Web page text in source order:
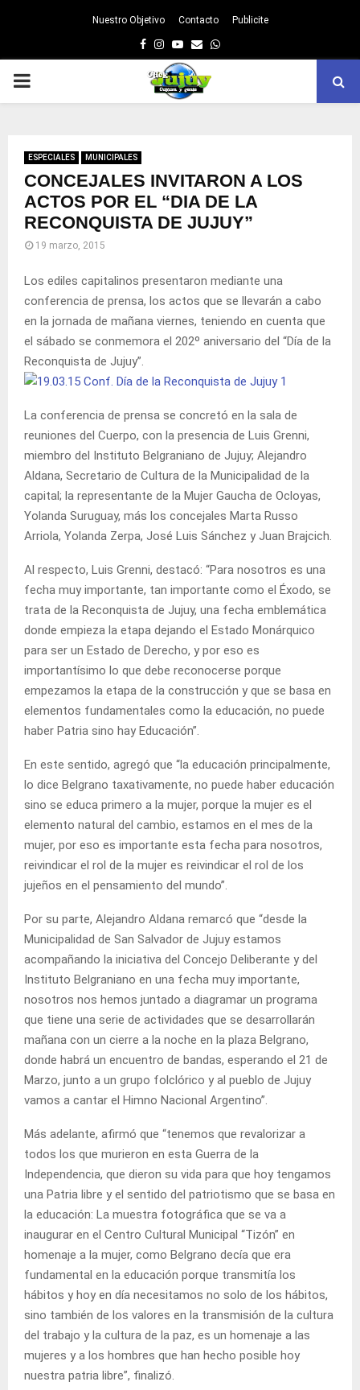
Nuestro Objetivo Contacto Publicite
Facebook
Instagram
Youtube
EmailWhatsapp
PRIMARY
ESPECIALES MUNICIPALES
CONCEJALES INVITARON A LOS
ACTOS POR EL “DIA DE LA
RECONQUISTA DE JUJUY”
19 marzo, 2015
Los ediles capitalinos presentaron mediante una
conferencia de prensa, los actos que se llevarán a cabo
en la jornada de mañana viernes, teniendo en cuenta que
el sábado se conmemora el 202º aniversario del “Día de la
Reconquista de Jujuy”.
La conferencia de prensa se concretó en la sala de
reuniones del Cuerpo, con la presencia de Luis Grenni,
miembro del Instituto Belgraniano de Jujuy; Alejandro
Aldana, Secretario de Cultura de la Municipalidad de la
capital; la representante de la Mujer Gaucha de Ocloyas,
Yolanda Suruguay, más los concejales Marta Russo
Arriola, Yolanda Zerpa, José Luis Sánchez y Juan Brajcich.
Al respecto, Luis Grenni, destacó: “Para nosotros es una
fecha muy importante, tan importante como el Éxodo, se
trata de la Reconquista de Jujuy, una fecha emblemática
donde empieza la etapa dejando el Estado Monárquico
para ser un Estado de Derecho, y por eso es
importantísimo lo que debe reconocerse porque
empezamos la etapa de la construcción y que se basa en
elementos fundamentales como la educación, no puede
haber Patria sino hay Educación”.
En este sentido, agregó que “la educación principalmente,
lo dice Belgrano taxativamente, no puede haber educación
sino se educa primero a la mujer, porque la mujer es el
elemento natural del cambio, estamos en el mes de la
mujer, por eso es importante esta fecha para nosotros,
reivindicar el rol de la mujer es reivindicar el rol de los
jujeños en el pensamiento del mundo”.
Por su parte, Alejandro Aldana remarcó que “desde la
Municipalidad de San Salvador de Jujuy estamos
acompañando la iniciativa del Concejo Deliberante y del
Instituto Belgraniano en una fecha muy importante,
nosotros nos hemos juntado a diagramar un programa
que tiene una serie de actividades que se desarrollarán
mañana con un cierre a la noche en la plaza Belgrano,
donde habrá un encuentro de bandas, esperando el 21 de
Marzo, junto a un grupo folclórico y al pueblo de Jujuy
vamos a cantar el Himno Nacional Argentino”.
Más adelante, afirmó que “tenemos que revalorizar a
todos los que murieron en esta Guerra de la
Independencia, que dieron su vida para que hoy tengamos
una Patria libre y el sentido del patriotismo que se basa en
la educación: La muestra fotográfica que se va a
inaugurar en el Centro Cultural Municipal “Tizón” en
homenaje a la mujer, como Belgrano decía que era
fundamental en la educación porque transmitía los
hábitos y hoy en día necesitamos no solo de los hábitos,
sino también de los valores en la transmisión de la cultura
del trabajo y la cultura de la paz, es un homenaje a las
mujeres y a los hombres que han hecho posible hoy
nuestra patria libre”, finalizó.